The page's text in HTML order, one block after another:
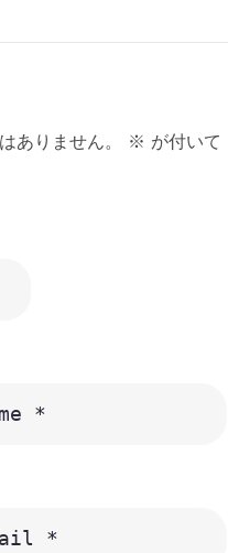
ありません。 ※ が付いて